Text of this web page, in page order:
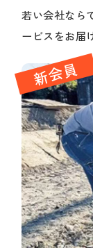
若い会社なら
ービスをお届
新会員